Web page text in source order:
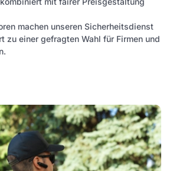
machen unseren Sicherheitsdienst
zu einer gefragten Wahl für Firmen und